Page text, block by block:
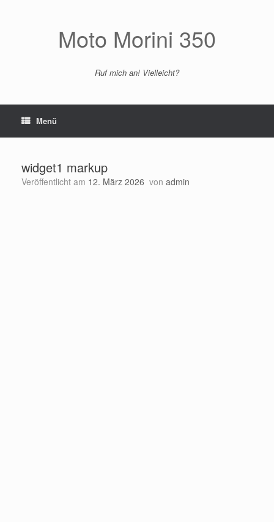
Moto Morini 350
Ruf mich an! Vielleicht?
Menü
widget1 markup
Veröffentlicht am 12. März 2026 von admin